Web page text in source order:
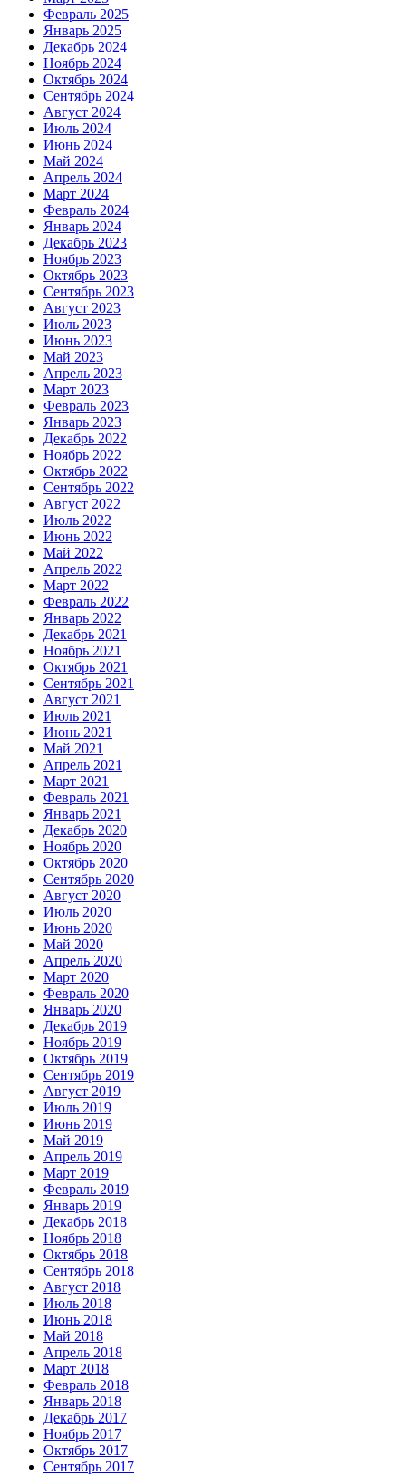
Февраль 2025
Январь 2025
Декабрь 2024
Ноябрь 2024
Октябрь 2024
Сентябрь 2024
Август 2024
Июль 2024
Июнь 2024
Май 2024
Апрель 2024
Март 2024
Февраль 2024
Январь 2024
Декабрь 2023
Ноябрь 2023
Октябрь 2023
Сентябрь 2023
Август 2023
Июль 2023
Июнь 2023
Май 2023
Апрель 2023
Март 2023
Февраль 2023
Январь 2023
Декабрь 2022
Ноябрь 2022
Октябрь 2022
Сентябрь 2022
Август 2022
Июль 2022
Июнь 2022
Май 2022
Апрель 2022
Март 2022
Февраль 2022
Январь 2022
Декабрь 2021
Ноябрь 2021
Октябрь 2021
Сентябрь 2021
Август 2021
Июль 2021
Июнь 2021
Май 2021
Апрель 2021
Март 2021
Февраль 2021
Январь 2021
Декабрь 2020
Ноябрь 2020
Октябрь 2020
Сентябрь 2020
Август 2020
Июль 2020
Июнь 2020
Май 2020
Апрель 2020
Март 2020
Февраль 2020
Январь 2020
Декабрь 2019
Ноябрь 2019
Октябрь 2019
Сентябрь 2019
Август 2019
Июль 2019
Июнь 2019
Май 2019
Апрель 2019
Март 2019
Февраль 2019
Январь 2019
Декабрь 2018
Ноябрь 2018
Октябрь 2018
Сентябрь 2018
Август 2018
Июль 2018
Июнь 2018
Май 2018
Апрель 2018
Март 2018
Февраль 2018
Январь 2018
Декабрь 2017
Ноябрь 2017
Октябрь 2017
Сентябрь 2017